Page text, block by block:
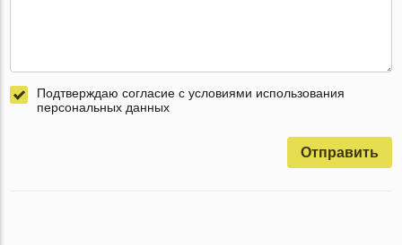
Подтверждаю согласие с условиями использования
персональных данных
Отправить